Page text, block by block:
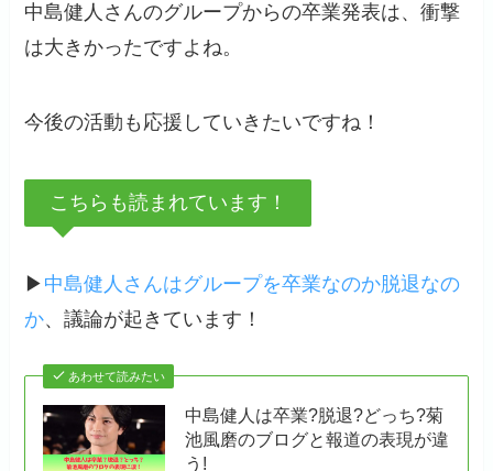
中島健人さんのグループからの卒業発表は、衝撃
は大きかったですよね。
今後の活動も応援していきたいですね！
こちらも読まれています！
▶ 中島健人さんはグループを卒業なのか脱退なの
か、議論が起きています！
あわせて読みたい
中島健人は卒業?脱退?どっち?菊
池風磨のブログと報道の表現が違
う!